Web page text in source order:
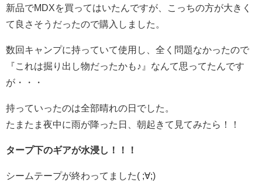
新品でMDXを買ってはいたんですが、こっちの方が大きく
て良さそうだったので購入しました。
数回キャンプに持っていて使用し、全く問題なかったので
『これは掘り出し物だったかも♪』なんて思ってたんです
が・・・
持っていったのは全部晴れの日でした。
たまたま夜中に雨が降った日、朝起きて見てみたら！！
タープ下のギアが水浸し！！！
シームテープが終わってました( ;∀;)